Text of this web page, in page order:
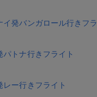
イ発バンガロール行きフラ
パトナ行きフライト
レー行きフライト